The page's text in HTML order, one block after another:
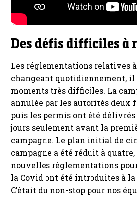
Des défis difficiles à
Les réglementations relatives
changeant quotidiennement, il
moments très difficiles. La
annulée par les autorités deux
puis les permis ont été
jours seulement avant la
campagne. Le plan initial de
campagne a été réduit à
nouvelles réglementations
la Covid ont été introduites à
C’était du non-stop pour nos